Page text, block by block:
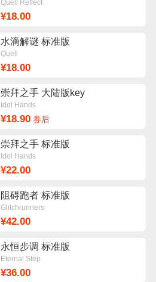
Quell Reflect
¥18.00
水滴解谜 标准版
Quell
¥18.00
崇拜之手 大陆版key
Idol Hands
¥18.90券后
崇拜之手 标准版
Idol Hands
¥22.00
阻碍跑者 标准版
Glitchrunners
¥42.00
永恒步调 标准版
Eternal Step
¥36.00